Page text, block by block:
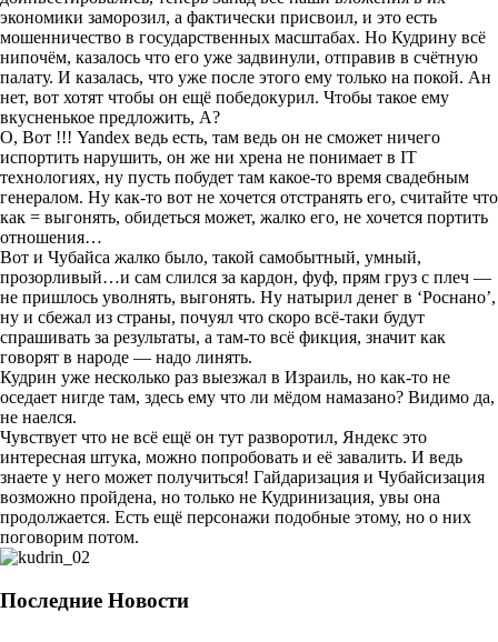
экономики заморозил, а фактически присвоил, и это есть
мошенничество в государственных масштабах. Но Кудрину всё
нипочём, казалось что его уже задвинули, отправив в счётную
палату. И казалась, что уже после этого ему только на покой. Ан
нет, вот хотят чтобы он ещё победокурил. Чтобы такое ему
вкусненькое предложить, А?
О, Вот !!! Yandex ведь есть, там ведь он не сможет ничего
испортить нарушить, он же ни хрена не понимает в IT
технологиях, ну пусть побудет там какое-то время свадебным
генералом. Ну как-то вот не хочется отстранять его, считайте что
как = выгонять, обидеться может, жалко его, не хочется портить
отношения…
Вот и Чубайса жалко было, такой самобытный, умный,
прозорливый…и сам слился за кардон, фуф, прям груз с плеч —
не пришлось уволнять, выгонять. Ну натырил денег в ‘Роснано’,
ну и сбежал из страны, почуял что скоро всё-таки будут
спрашивать за результаты, а там-то всё фикция, значит как
говорят в народе — надо линять.
Кудрин уже несколько раз выезжал в Израиль, но как-то не
оседает нигде там, здесь ему что ли мёдом намазано? Видимо да,
не наелся.
Чувствует что не всё ещё он тут разворотил, Яндекс это
интересная штука, можно попробовать и её завалить. И ведь
знаете у него может получиться! Гайдаризация и Чубайсизация
возможно пройдена, но только не Кудринизация, увы она
продолжается. Есть ещё персонажи подобные этому, но о них
поговорим потом.
Последние Новости